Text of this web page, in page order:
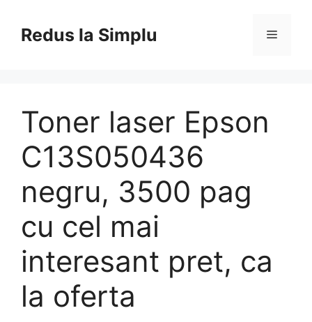
contentRedus la Simplu Menu
Toner laser Epson
C13S050436
negru, 3500 pag
cu cel mai
interesant pret, ca
la oferta